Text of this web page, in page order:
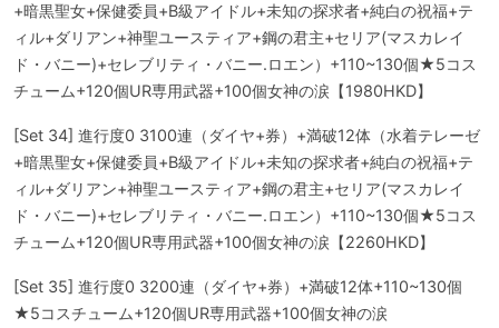
+暗黒聖女+保健委員+B級アイドル+未知の探求者+純白の祝福+テ
ィル+ダリアン+神聖ユースティア+鋼の君主+セリア(マスカレイ
ド・バニー)+セレブリティ・バニー.ロエン）+110~130個★5コス
チューム+120個UR専用武器+100個女神の涙【1980HKD】
[Set 34] 進行度0 3100連（ダイヤ+券）+満破12体（水着テレーゼ
+暗黒聖女+保健委員+B級アイドル+未知の探求者+純白の祝福+テ
ィル+ダリアン+神聖ユースティア+鋼の君主+セリア(マスカレイ
ド・バニー)+セレブリティ・バニー.ロエン）+110~130個★5コス
チューム+120個UR専用武器+100個女神の涙【2260HKD】
[Set 35] 進行度0 3200連（ダイヤ+券）+満破12体+110~130個
★5コスチューム+120個UR専用武器+100個女神の涙